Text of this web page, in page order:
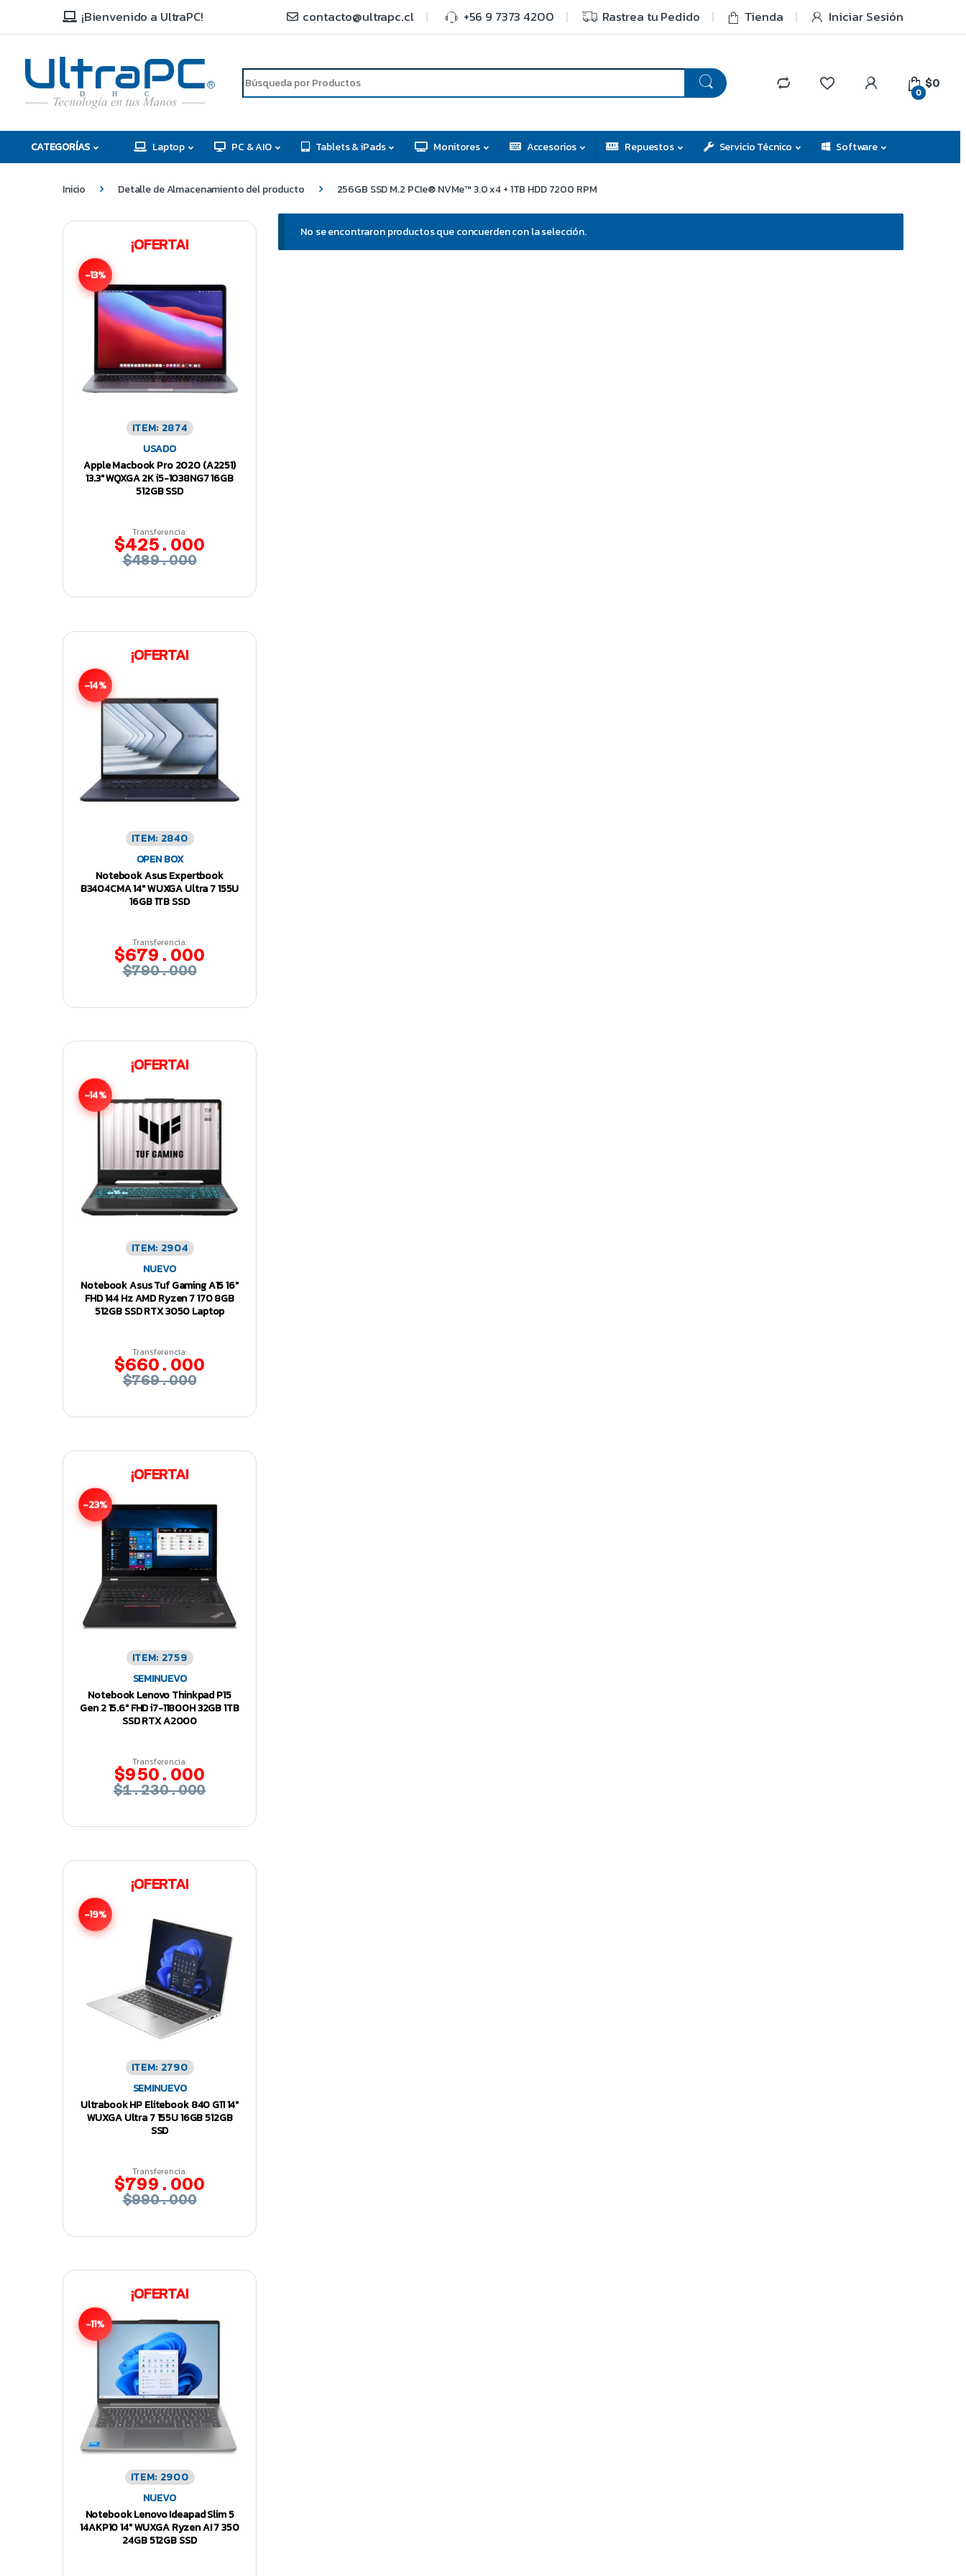
¡Bienvenido a UltraPC! contacto@ultrapc.cl +56 9 7373 4200 Rastrea tu Pedido Tienda Iniciar Sesión
C
H
D
R
0
$0
CATEGORÍAS Laptop PC & AIO Tablets & iPads Monitores Accesorios Repuestos Servicio Técnico Software
Inicio Detalle de Almacenamiento del producto 256GB SSD M.2 PCIe® NVMe™ 3.0 x4 + 1TB HDD 7200 RPM
No se encontraron productos que concuerden con la selección.
¡OFERTA!
-13%
ITEM: 2874
USADO
Apple Macbook Pro 2020 (A2251)
13.3″ WQXGA 2K i5-1038NG7 16GB
512GB SSD
Transferencia:
$425.000
$489.000
¡OFERTA!
-14%
ITEM: 2840
OPEN BOX
Notebook Asus Expertbook
B3404CMA 14″ WUXGA Ultra 7 155U
16GB 1TB SSD
Transferencia:
$679.000
$790.000
¡OFERTA!
-14%
ITEM: 2904
NUEVO
Notebook Asus Tuf Gaming A15 16″
FHD 144 Hz AMD Ryzen 7 170 8GB
512GB SSD RTX 3050 Laptop
Transferencia:
$660.000
$769.000
¡OFERTA!
-23%
ITEM: 2759
SEMINUEVO
Notebook Lenovo Thinkpad P15
Gen 2 15.6″ FHD i7-11800H 32GB 1TB
SSD RTX A2000
Transferencia:
$950.000
$1.230.000
¡OFERTA!
-19%
ITEM: 2790
SEMINUEVO
Ultrabook HP Elitebook 840 G11 14″
WUXGA Ultra 7 155U 16GB 512GB
SSD
Transferencia:
$799.000
$990.000
¡OFERTA!
-11%
ITEM: 2900
NUEVO
Notebook Lenovo Ideapad Slim 5
14AKP10 14″ WUXGA Ryzen AI 7 350
24GB 512GB SSD